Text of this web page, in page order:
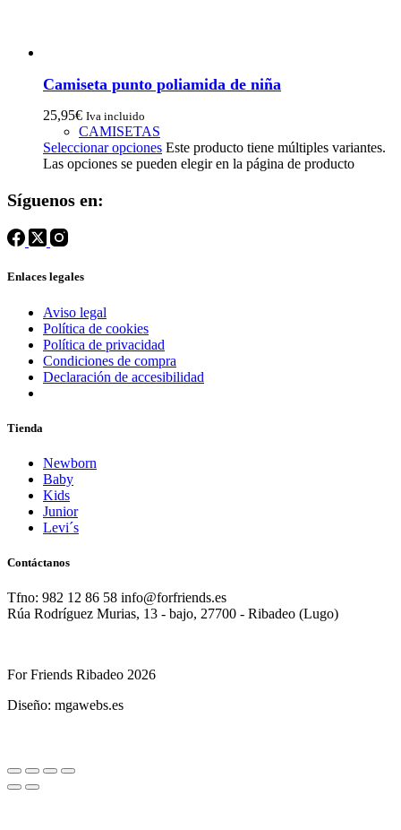
Camiseta punto poliamida de niña
25,95€ Iva incluido
CAMISETAS
Seleccionar opciones Este producto tiene múltiples variantes.
Las opciones se pueden elegir en la página de producto
Síguenos en:
Enlaces legales
Aviso legal
Política de cookies
Política de privacidad
Condiciones de compra
Declaración de accesibilidad
Tienda
Newborn
Baby
Kids
Junior
Levi´s
Contáctanos
Tfno: 982 12 86 58 info@forfriends.es
Rúa Rodríguez Murias, 13 - bajo, 27700 - Ribadeo (Lugo)
For Friends Ribadeo 2026
Diseño: mgawebs.es